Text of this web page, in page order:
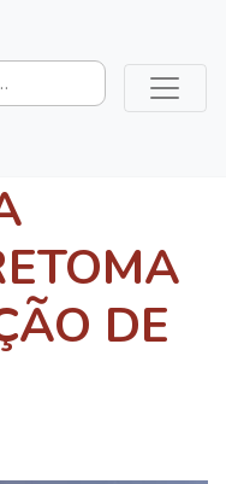
DE